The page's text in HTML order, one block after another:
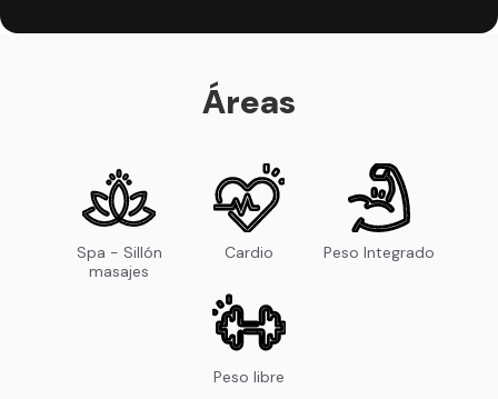
Áreas
Spa - Sillón
masajes
Cardio Peso Integrado
Peso libre